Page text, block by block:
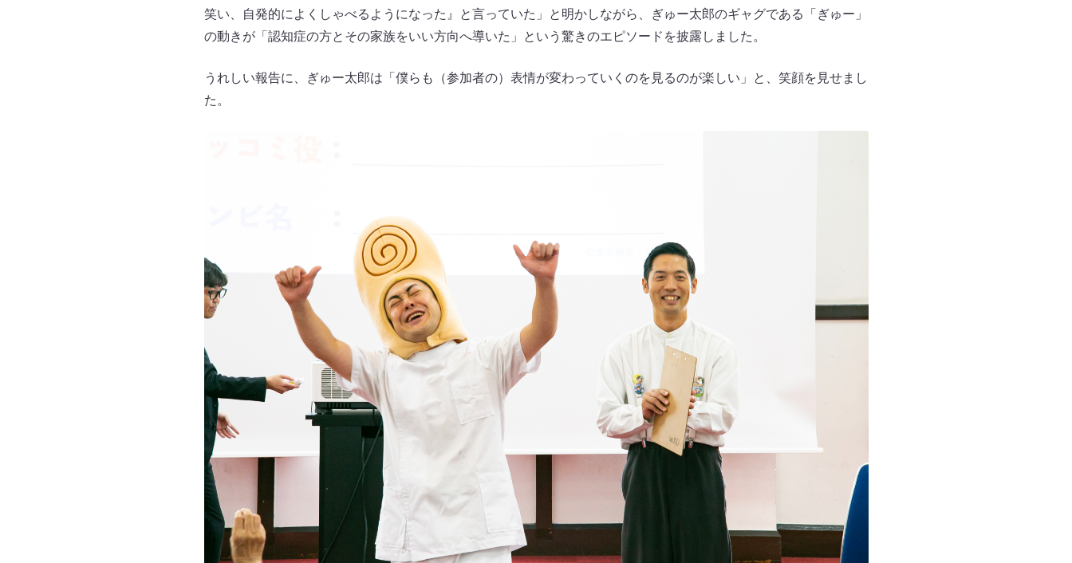
笑い、自発的によくしゃべるようになった』と言っていた」と明かしながら、ぎゅー太郎のギャグである「ぎゅー」
の動きが「認知症の方とその家族をいい方向へ導いた」という驚きのエピソードを披露しました。
うれしい報告に、ぎゅー太郎は「僕らも（参加者の）表情が変わっていくのを見るのが楽しい」と、笑顔を見せまし
た。